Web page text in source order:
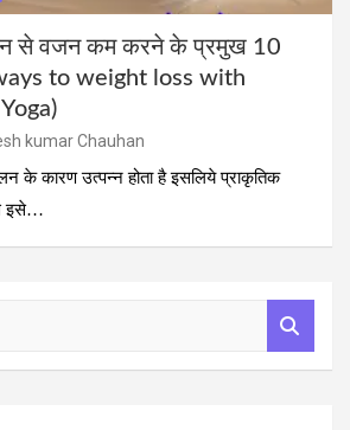
से वजन कम करने के प्रमुख 10
to weight loss with
kumar Chauhan
के कारण उत्‍पन्‍न होता है इसलिये प्राकृतिक
इसे…